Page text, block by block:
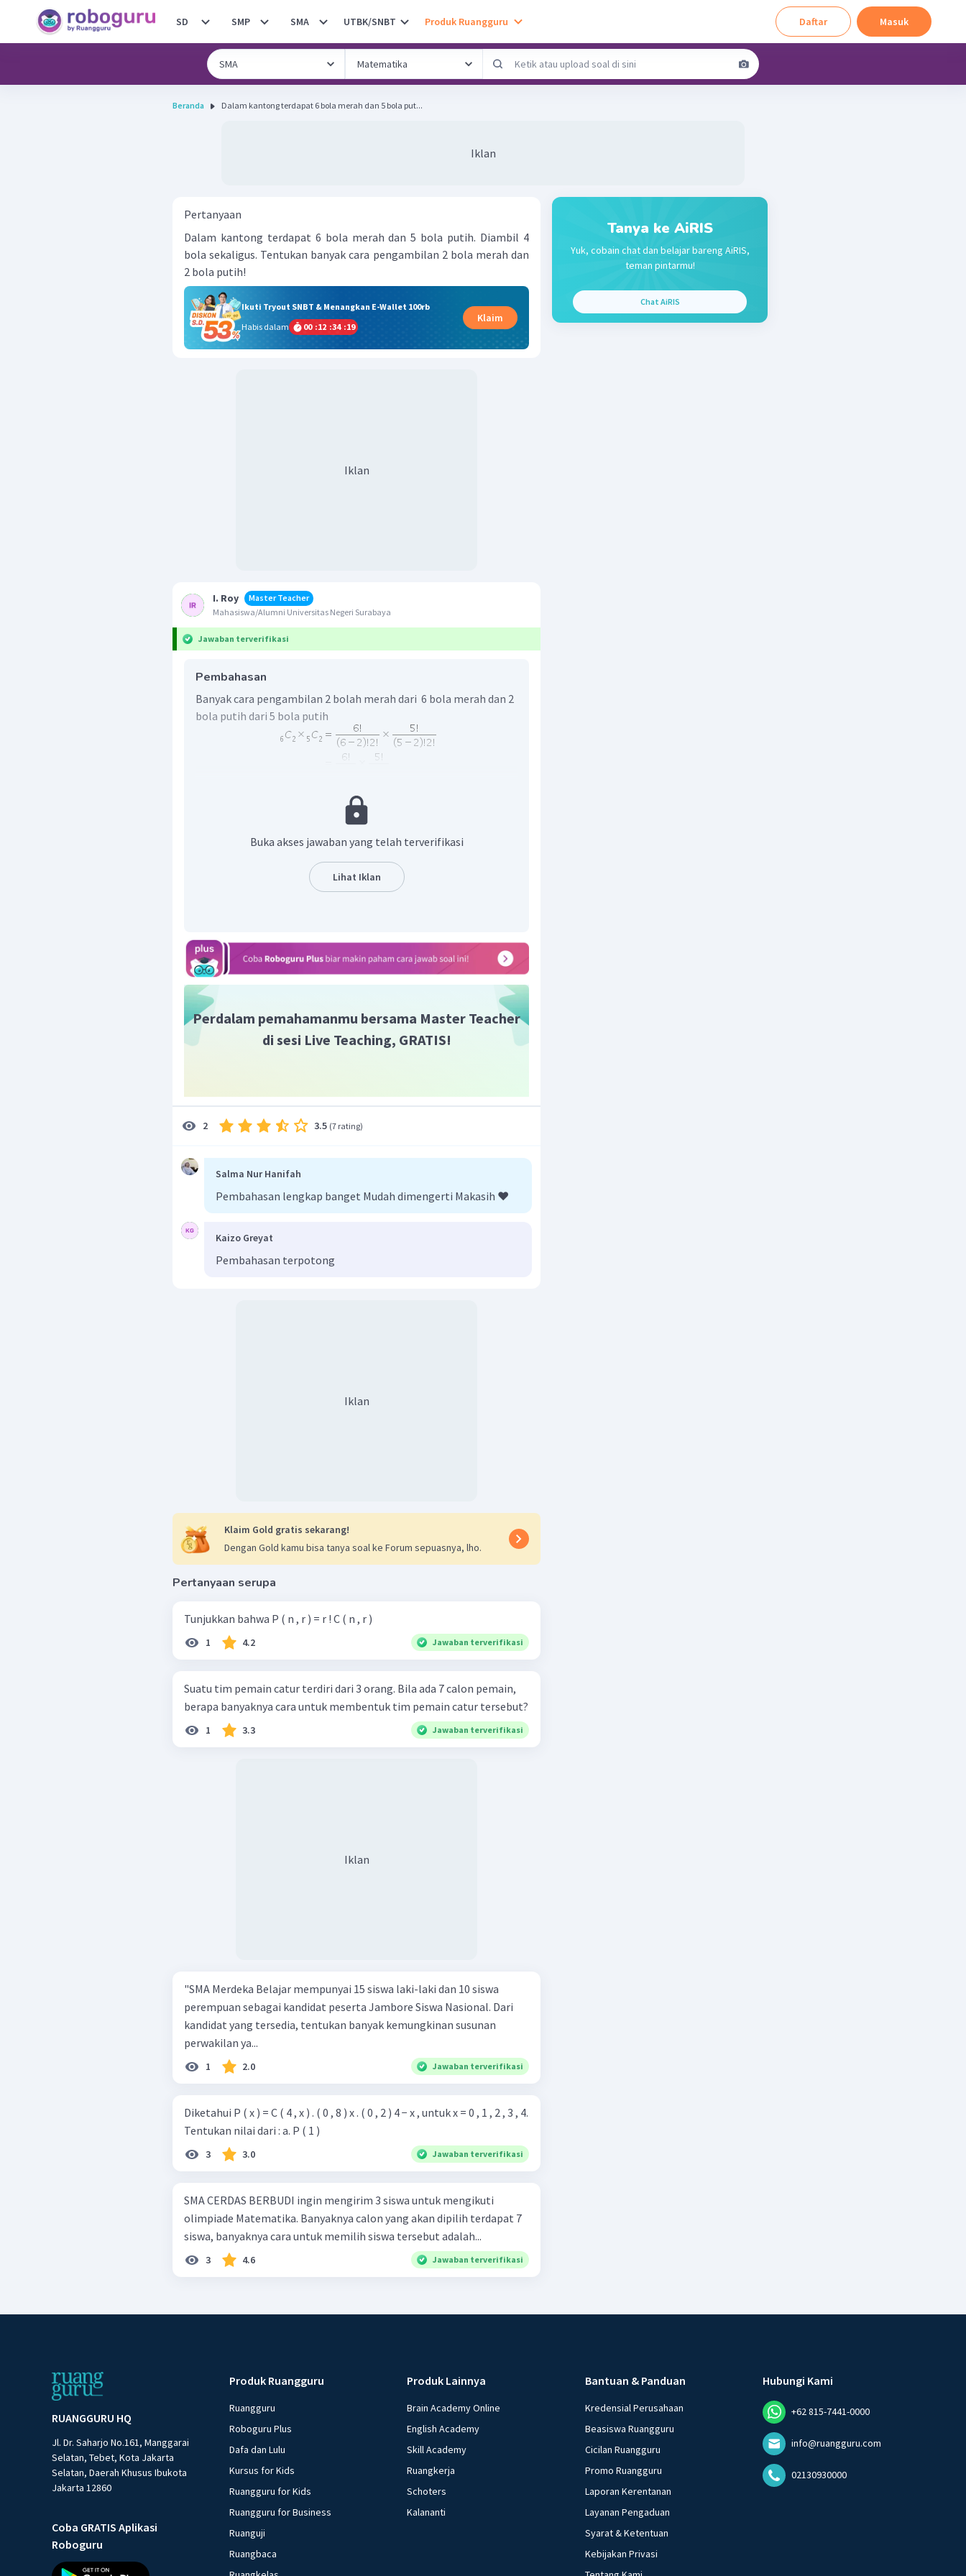
SD SMP SMA UTBK/SNBT Produk Ruangguru Daftar Masuk
Beranda Dalam kantong terdapat 6 bola merah dan 5 bola put...
Iklan
Pertanyaan
Dalam kantong terdapat 6 bola merah dan 5 bola putih. Diambil 4
bola sekaligus. Tentukan banyak cara pengambilan 2 bola merah dan
2 bola putih!
Ikuti Tryout SNBT & Menangkan E-Wallet 100rb
Habis dalam
00 :12 :34 :18
Klaim
Iklan
I. Roy
Master Teacher
Mahasiswa/Alumni Universitas Negeri Surabaya
Jawaban terverifikasi
Pembahasan
Banyak cara pengambilan 2 bolah merah dari 6 bola merah dan 2
bola putih dari 5 bola putih
Buka akses jawaban yang telah terverifikasi
Lihat Iklan
Perdalam pemahamanmu bersama Master Teacher
di sesi Live Teaching, GRATIS!
2 3.5 (7 rating)
Salma Nur Hanifah
Pembahasan lengkap banget Mudah dimengerti Makasih ❤️
Kaizo Greyat
Pembahasan terpotong
Iklan
Klaim Gold gratis sekarang!
Dengan Gold kamu bisa tanya soal ke Forum sepuasnya, lho.
Pertanyaan serupa
Tunjukkan bahwa P ( n , r ) = r ! C ( n , r )
1 4.2 Jawaban terverifikasi
Suatu tim pemain catur terdiri dari 3 orang. Bila ada 7 calon pemain,
berapa banyaknya cara untuk membentuk tim pemain catur tersebut?
1 3.3 Jawaban terverifikasi
Iklan
"SMA Merdeka Belajar mempunyai 15 siswa laki-laki dan 10 siswa
perempuan sebagai kandidat peserta Jambore Siswa Nasional. Dari
kandidat yang tersedia, tentukan banyak kemungkinan susunan
perwakilan ya...
1 2.0 Jawaban terverifikasi
Diketahui P ( x ) = C ( 4 , x ) . ( 0 , 8 ) x . ( 0 , 2 ) 4 − x , untuk x = 0 , 1 , 2 , 3 , 4.
Tentukan nilai dari : a. P ( 1 )
3 3.0 Jawaban terverifikasi
SMA CERDAS BERBUDI ingin mengirim 3 siswa untuk mengikuti
olimpiade Matematika. Banyaknya calon yang akan dipilih terdapat 7
siswa, banyaknya cara untuk memilih siswa tersebut adalah...
3 4.6 Jawaban terverifikasi
Tanya ke AiRIS
Yuk, cobain chat dan belajar bareng AiRIS,
teman pintarmu!
Chat AiRIS
RUANGGURU HQ
Jl. Dr. Saharjo No.161, Manggarai
Selatan, Tebet, Kota Jakarta
Selatan, Daerah Khusus Ibukota
Jakarta 12860
Coba GRATIS Aplikasi
Roboguru
Produk Ruangguru
Ruangguru
Roboguru Plus
Dafa dan Lulu
Kursus for Kids
Ruangguru for Kids
Ruangguru for Business
Ruanguji
Ruangbaca
Produk Lainnya
Brain Academy Online
English Academy
Skill Academy
Ruangkerja
Schoters
Kalananti
Bantuan & Panduan
Kredensial Perusahaan
Beasiswa Ruangguru
Cicilan Ruangguru
Promo Ruangguru
Laporan Kerentanan
Layanan Pengaduan
Syarat & Ketentuan
Kebijakan Privasi
Hubungi Kami
+62 815-7441-0000
info@ruangguru.com
02130930000